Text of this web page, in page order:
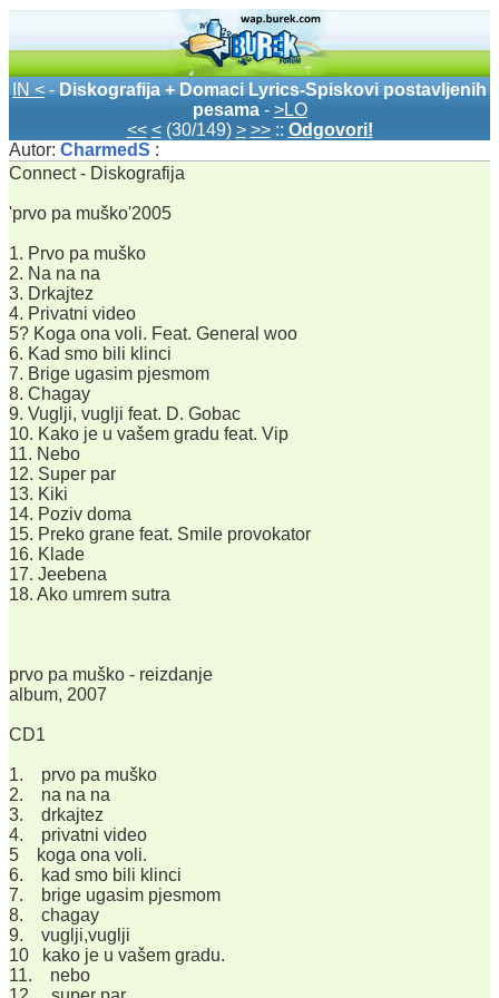
IN < - Diskografija + Domaci Lyrics-Spiskovi postavljenih
pesama- >LO
<< < (30/149) > >> :: Odgovori!
Autor: CharmedS :
Connect - Diskografija
'prvo pa muško'2005
1. Prvo pa muško
2. Na na na
3. Drkajtez
4. Privatni video
5? Koga ona voli. Feat. General woo
6. Kad smo bili klinci
7. Brige ugasim pjesmom
8. Chagay
9. Vuglji, vuglji feat. D. Gobac
10. Kako je u vašem gradu feat. Vip
11. Nebo
12. Super par
13. Kiki
14. Poziv doma
15. Preko grane feat. Smile provokator
16. Klade
17. Jeebena
18. Ako umrem sutra
prvo pa muško - reizdanje
album, 2007
CD1
1. prvo pa muško
2. na na na
3. drkajtez
4. privatni video
5 koga ona voli.
6. kad smo bili klinci
7. brige ugasim pjesmom
8. chagay
9. vuglji,vuglji
10 kako je u vašem gradu.
11. nebo